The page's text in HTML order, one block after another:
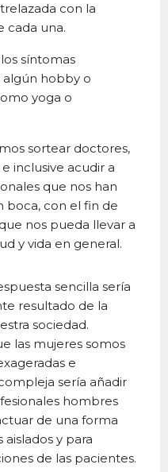
con la
cada una.
síntomas
hobby o
yoga o
sortear doctores,
inclusive acudir a
que nos han
boca, con el fin de
nos pueda llevar a
y vida en general.
sencilla sería
resultado de la
sociedad.
las mujeres somos
e
sería añadir
hombres
de una forma
aislados y para
de las pacientes.